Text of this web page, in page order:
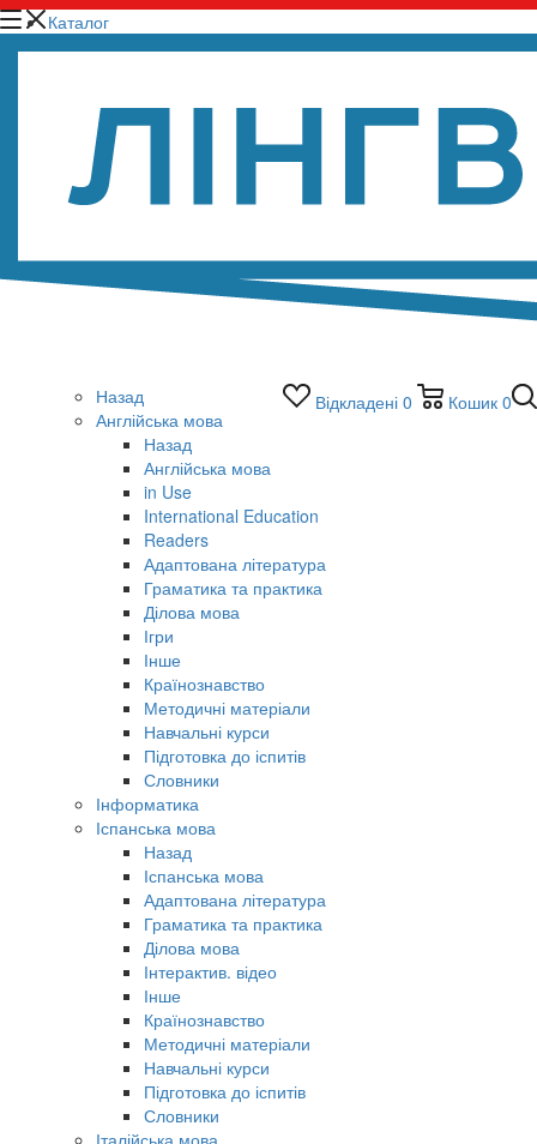
Відкладені 0 Кошик 0
Каталог
Назад
Англійська мова
Назад
Англійська мова
in Use
International Education
Readers
Адаптована література
Граматика та практика
Ділова мова
Ігри
Інше
Країнознавство
Методичні матеріали
Навчальні курси
Підготовка до іспитів
Словники
Інформатика
Іспанська мова
Назад
Іспанська мова
Адаптована література
Граматика та практика
Ділова мова
Інтерактив. відео
Інше
Країнознавство
Методичні матеріали
Навчальні курси
Підготовка до іспитів
Словники
Італійська мова